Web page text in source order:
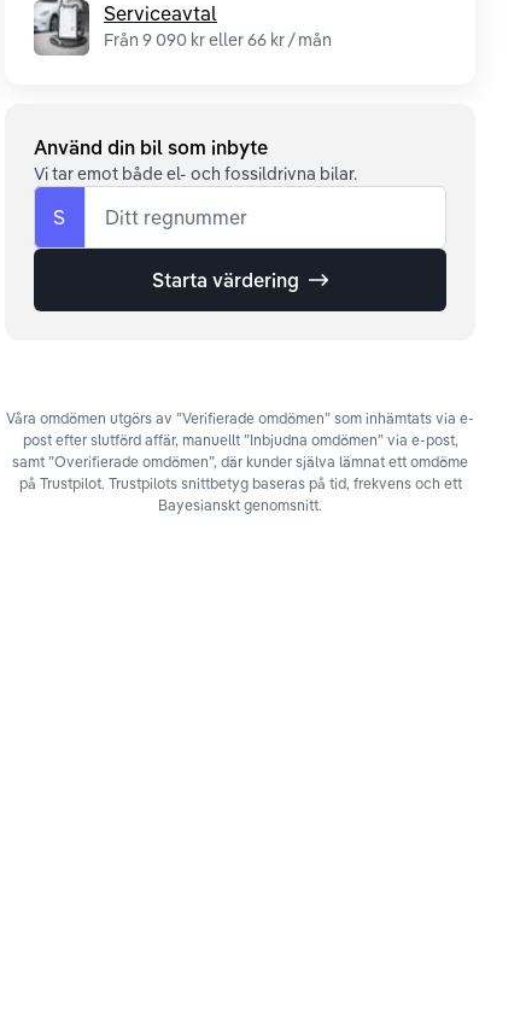
Serviceavtal
Från 9 090 kr eller 66 kr / mån
Använd din bil som inbyte
Vi tar emot både el- och fossildrivna bilar.
S Ditt regnummer
Starta värdering
Våra omdömen utgörs av ”Verifierade omdömen” som inhämtats via e-
post efter slutförd affär, manuellt ”Inbjudna omdömen” via e-post,
samt ”Overifierade omdömen”, där kunder själva lämnat ett omdöme
på Trustpilot. Trustpilots snittbetyg baseras på tid, frekvens och ett
Bayesianskt genomsnitt.